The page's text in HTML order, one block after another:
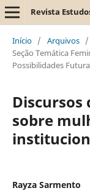
Revista
Início / Arquivos /
Seção Temática
Possibilidades
Discursos
sobre
Rayza Sarmento